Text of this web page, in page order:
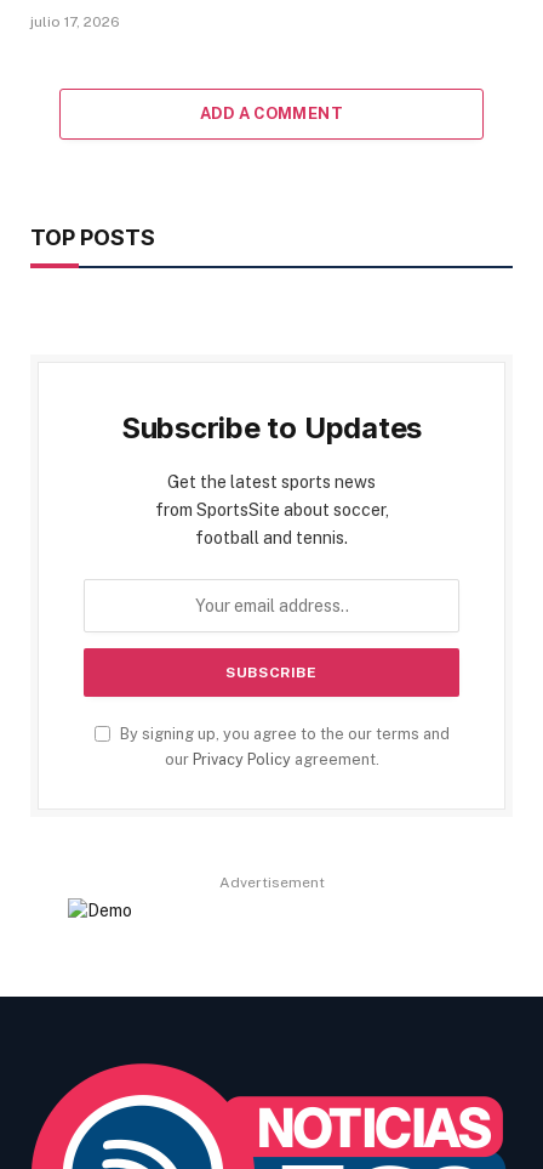
julio 17, 2026
ADD A COMMENT
TOP POSTS
Subscribe to Updates
Get the latest sports news
from SportsSite about soccer,
football and tennis.
By signing up, you agree to the our terms and
our Privacy Policyagreement.
Advertisement